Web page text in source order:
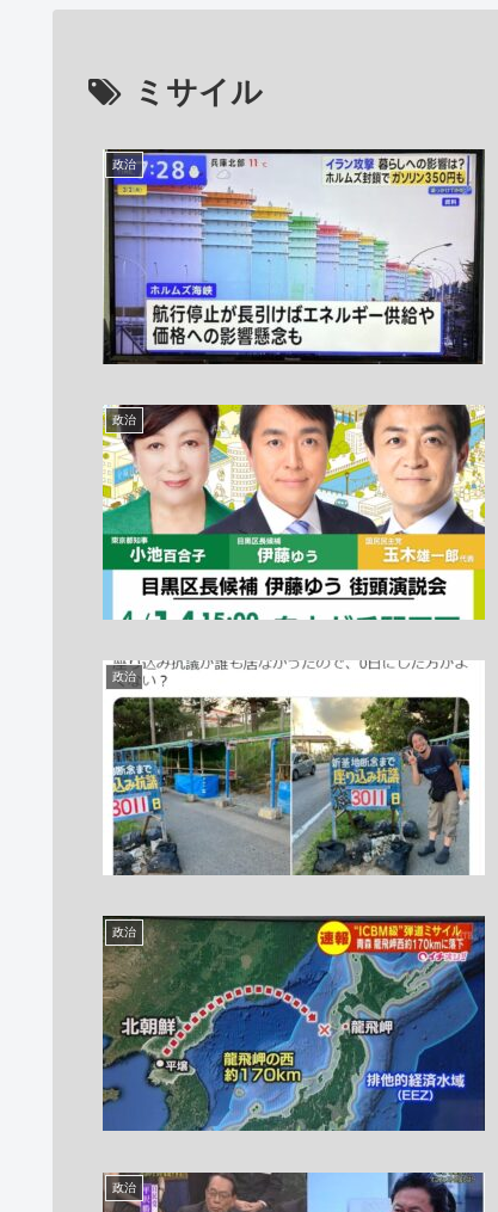
ミサイル
政治
政治
政治
政治
政治